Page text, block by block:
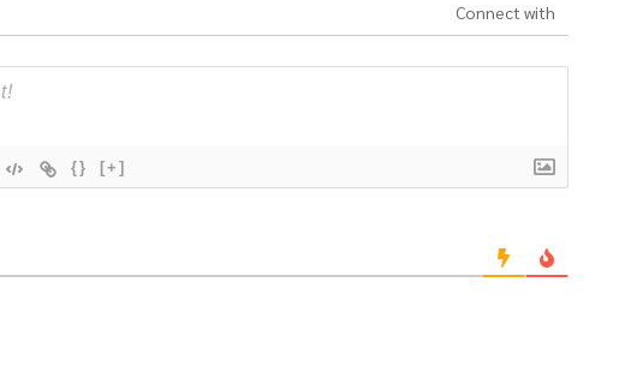
Connect with
{} [+]